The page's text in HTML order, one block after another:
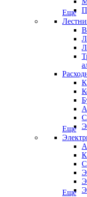
Еще
Еще
Еще